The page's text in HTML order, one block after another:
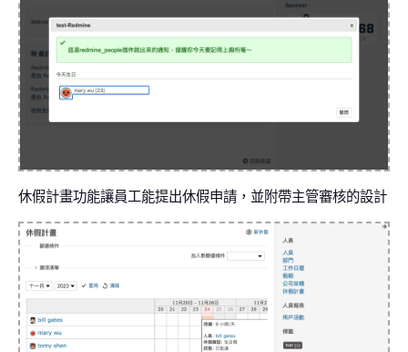
休假計畫功能讓員工能提出休假申請，並附帶主管審核的設計